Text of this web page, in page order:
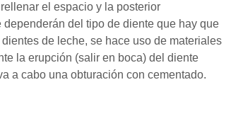
el espacio y la posterior
del tipo de diente que hay que
de leche, se hace uso de materiales
la erupción (salir en boca) del diente
a cabo una obturación con cementado.